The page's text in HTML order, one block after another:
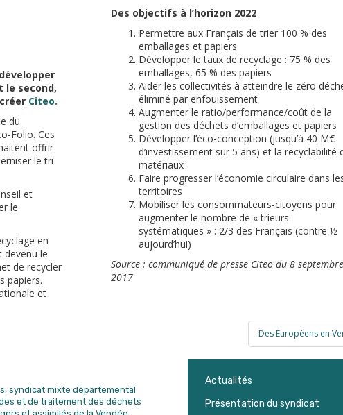
le second,
Citeo.
du
Folio. Ces
offrir
le tri
et
le
en
devenu le
de recycler
papiers.
et
Des objectifs à l’horizon 2022
Permettre aux Français de trier 100 % des
emballages et papiers
Développer le taux de recyclage : 75 % des
emballages, 65 % des papiers
Aider les collectivités à atteindre le zéro
éliminé par enfouissement
Augmenter le ratio/performance/coût de la
gestion des déchets d’emballages et papiers
Développer l’éco-conception (jusqu’à 40 M€
d’investissement sur 5 ans) et la recyclabilité
matériaux
Faire progresser l’économie circulaire dans
territoires
Mobiliser les consommateurs-citoyens pour
augmenter le nombre de « trieurs
systématiques » : 2/3 des Français (contre ½
aujourd’hui)
Source : communiqué de presse Citeo du 8 septembre
2017
Des Européens en
syndicat mixte départemental
et de traitement des déchets
Actualités
Présentation du syndicat